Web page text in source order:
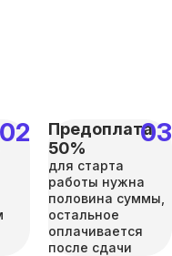
Предоплата
50%
для старта
работы нужна
половина суммы,
остальное
оплачивается
после сдачи